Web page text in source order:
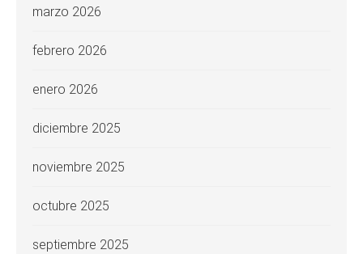
marzo 2026
febrero 2026
enero 2026
diciembre 2025
noviembre 2025
octubre 2025
septiembre 2025